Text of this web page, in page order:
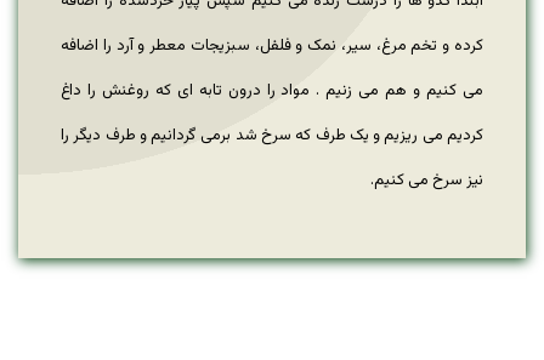
کرده و تخم مرغ، سیر، نمک و فلفل، سبزیجات معطر و آرد را اضافه
می کنیم و هم می زنیم . مواد را درون تابه ای که روغنش را داغ
کردیم می ریزیم و یک طرف که سرخ شد برمی گردانیم و طرف دیگر را
نیز سرخ می کنیم.